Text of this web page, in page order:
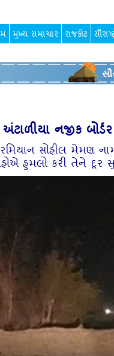
મુખ્ય સમાચાર રાજકોટ
નજીક
સોહીલ મેમણ
હુમલો કરી તેને દૂર